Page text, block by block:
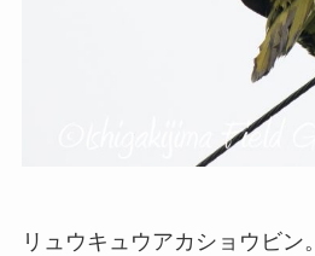
リュウキュウアカショウビン。